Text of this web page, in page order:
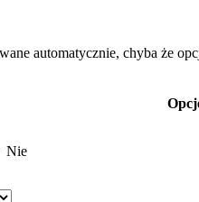
automatycznie, chyba że
Nie